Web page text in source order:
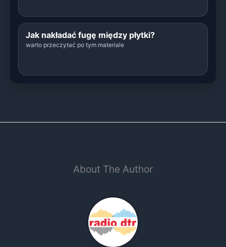
Jak nakładać fugę między płytki?
warto przeczytać po tym materiale
About The Author